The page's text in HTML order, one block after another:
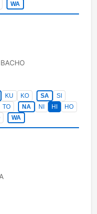
WA
KU KO SA
SI
TO NA NI HI
HO
WA